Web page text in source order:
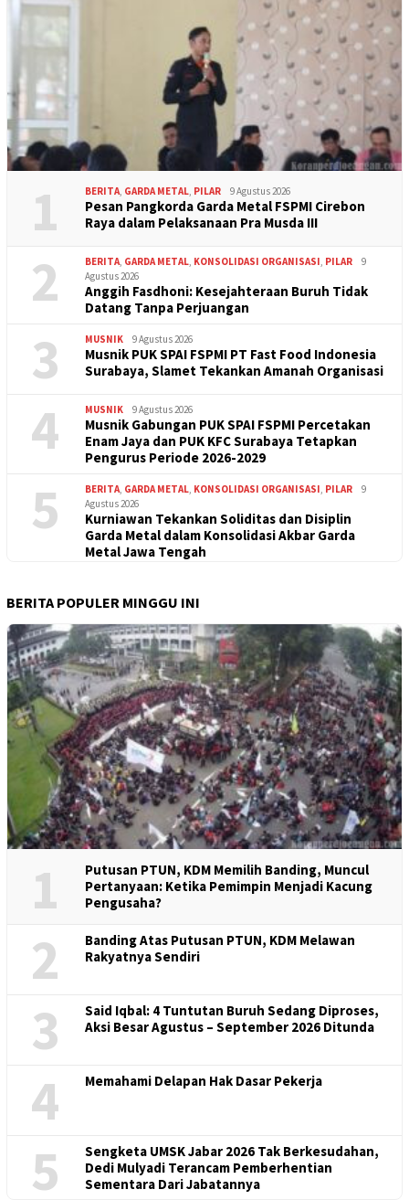
1 BERITA, GARDA METAL, PILAR 9 Agustus 2026
Pesan Pangkorda Garda Metal FSPMI Cirebon
Raya dalam Pelaksanaan Pra Musda III
2 BERITA, GARDA METAL, KONSOLIDASI ORGANISASI, PILAR
9
Agustus 2026
Anggih Fasdhoni: Kesejahteraan Buruh Tidak
Datang Tanpa Perjuangan
3 MUSNIK 9 Agustus 2026
Musnik PUK SPAI FSPMI PT Fast Food Indonesia
Surabaya, Slamet Tekankan Amanah Organisasi
4 MUSNIK 9 Agustus 2026
Musnik Gabungan PUK SPAI FSPMI Percetakan
Enam Jaya dan PUK KFC Surabaya Tetapkan
Pengurus Periode 2026-2029
5 BERITA, GARDA METAL, KONSOLIDASI ORGANISASI, PILAR
9
Agustus 2026
Kurniawan Tekankan Soliditas dan Disiplin
Garda Metal dalam Konsolidasi Akbar Garda
Metal Jawa Tengah
BERITA POPULER MINGGU INI
1
Putusan PTUN, KDM Memilih Banding, Muncul
Pertanyaan: Ketika Pemimpin Menjadi Kacung
Pengusaha?
2
Banding Atas Putusan PTUN, KDM Melawan
Rakyatnya Sendiri
3
Said Iqbal: 4 Tuntutan Buruh Sedang Diproses,
Aksi Besar Agustus – September 2026 Ditunda
4 Memahami Delapan Hak Dasar Pekerja
5
Sengketa UMSK Jabar 2026 Tak Berkesudahan,
Dedi Mulyadi Terancam Pemberhentian
Sementara Dari Jabatannya